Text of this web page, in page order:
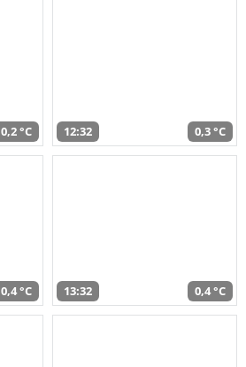
0,2 °C 12:32 0,3 °C
0,4 °C 13:32 0,4 °C